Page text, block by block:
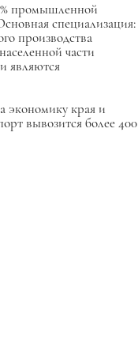
промышленной
специализация:
производства
части
являются
экономику края и
вывозится более 400